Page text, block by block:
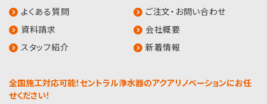
よくある質問
ご注文・お問い合わせ
資料請求
会社概要
スタッフ紹介
新着情報
全国施工対応可能！セントラル浄水器のアクアリノベーションにお任
せください！